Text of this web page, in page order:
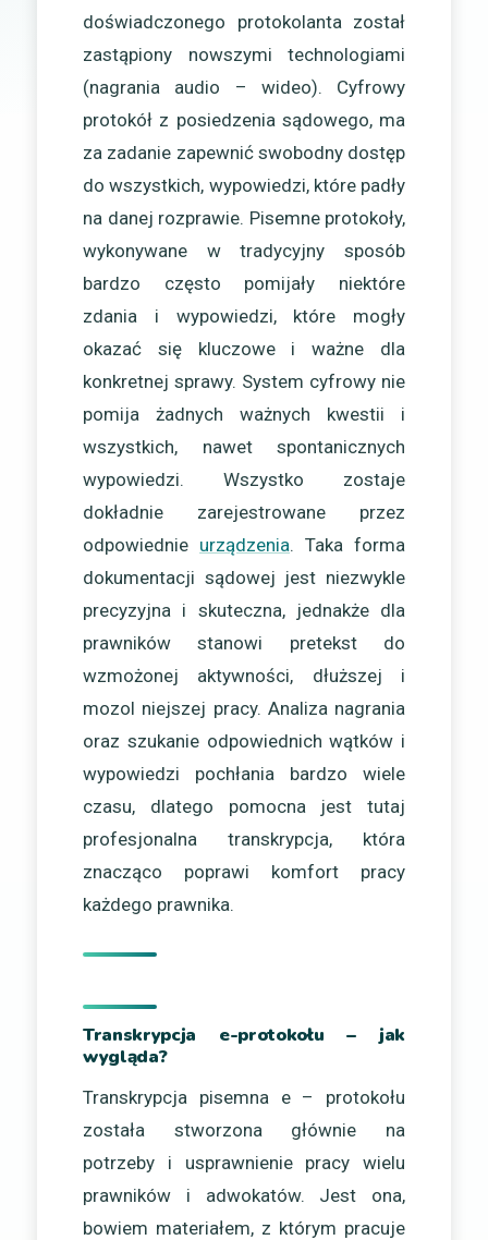
doświadczonego protokolanta został
zastąpiony nowszymi technologiami
(nagrania audio – wideo). Cyfrowy
protokół z posiedzenia sądowego, ma
za zadanie zapewnić swobodny dostęp
do wszystkich, wypowiedzi, które padły
na danej rozprawie. Pisemne protokoły,
wykonywane w tradycyjny sposób
bardzo często pomijały niektóre
zdania i wypowiedzi, które mogły
okazać się kluczowe i ważne dla
konkretnej sprawy. System cyfrowy nie
pomija żadnych ważnych kwestii i
wszystkich, nawet spontanicznych
wypowiedzi. Wszystko zostaje
dokładnie zarejestrowane przez
odpowiednie urządzenia. Taka forma
dokumentacji sądowej jest niezwykle
precyzyjna i skuteczna, jednakże dla
prawników stanowi pretekst do
wzmożonej aktywności, dłuższej i
mozol niejszej pracy. Analiza nagrania
oraz szukanie odpowiednich wątków i
wypowiedzi pochłania bardzo wiele
czasu, dlatego pomocna jest tutaj
profesjonalna transkrypcja, która
znacząco poprawi komfort pracy
każdego prawnika.
Transkrypcja e-protokołu – jak
wygląda?
Transkrypcja pisemna e – protokołu
została stworzona głównie na
potrzeby i usprawnienie pracy wielu
prawników i adwokatów. Jest ona,
bowiem materiałem, z którym pracuje